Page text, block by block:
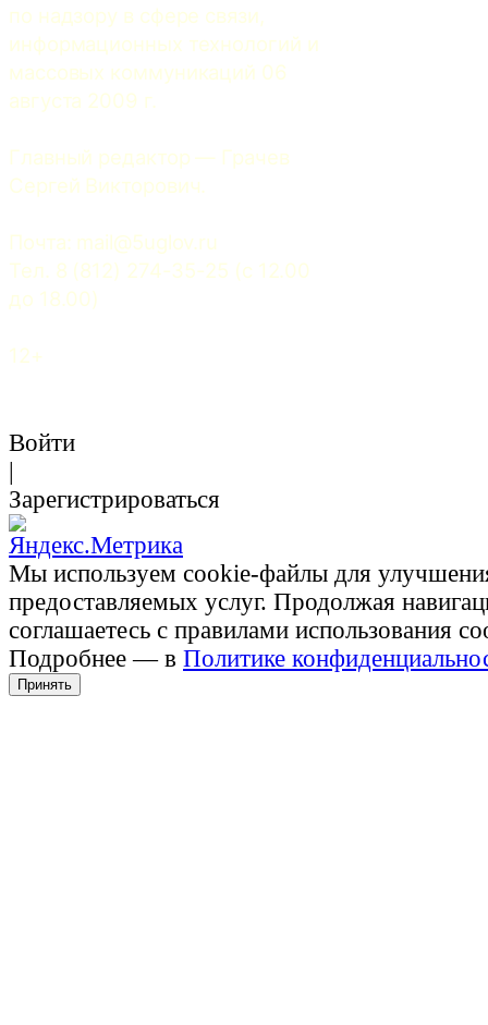
по надзору в сфере связи,
информационных технологий и
массовых коммуникаций 06
августа 2009 г.
Главный редактор — Грачев
Сергей Викторович.
Почта: mail@5uglov.ru
Тел. 8 (812) 274-35-25 (c 12.00
до 18.00)
12+
Войти
|
Зарегистрироваться
Мы используем cookie-файлы для
предоставляемых услуг. Продолжая
соглашаетесь с правилами использования
Подробнее — в Политике
Принять